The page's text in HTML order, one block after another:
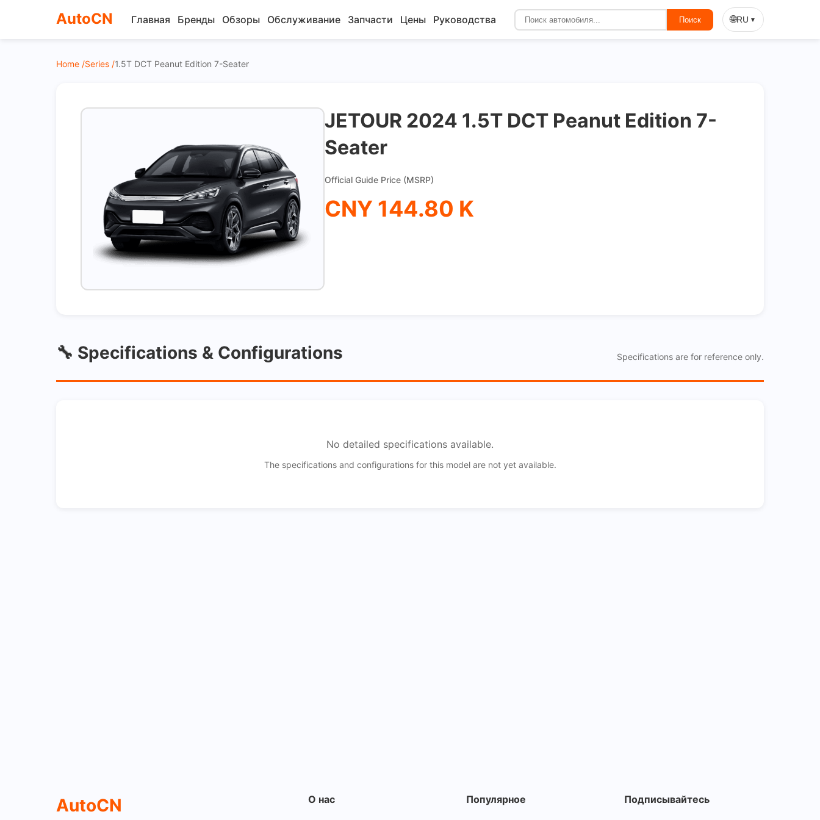
AutoCN Главная Бренды Обзоры Обслуживание Запчасти Цены Руководства Поиск 🌐RU ▼
Home /Series /1.5T DCT Peanut Edition 7-Seater
JETOUR 2024 1.5T DCT Peanut Edition 7-
Seater
Official Guide Price (MSRP)
CNY 144.80 K
🔧 Specifications & Configurations Specifications are for reference only.
No detailed specifications available.
The specifications and configurations for this model are not yet available.
AutoCN О нас Популярное Подписывайтесь